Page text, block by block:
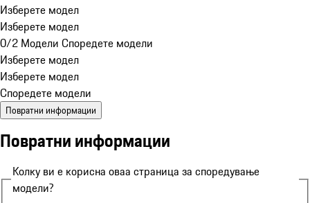
Изберете модел
Изберете модел
0/2 Модели Споредете модели
Изберете модел
Изберете модел
Споредете модели
Повратни информации
Повратни информации
Колку ви е корисна оваа страница за споредување
модели?